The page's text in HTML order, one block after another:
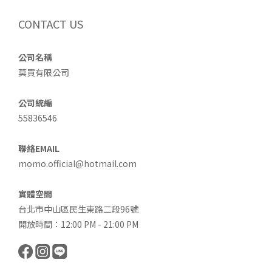
CONTACT US
公司名稱
莫買有限公司
公司統編
55836546
聯絡EMAIL
momo.official@hotmail.com
實體空間
台北市中山區民生東路二段96號
開放時間：12:00 PM - 21:00 PM